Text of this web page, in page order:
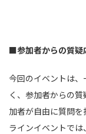
■参加者からの質疑
今回のイベントは
く、参加者からの
加者が自由に質問
ラインイベントで